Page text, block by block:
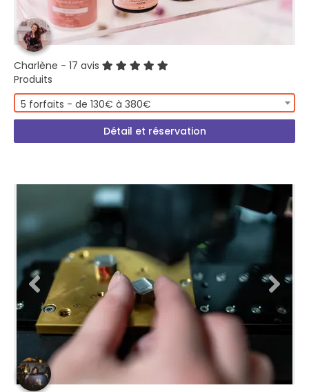
Charlène - 17 avis
Produits
5 forfaits - de 130€ à 380€
Détail et réservation